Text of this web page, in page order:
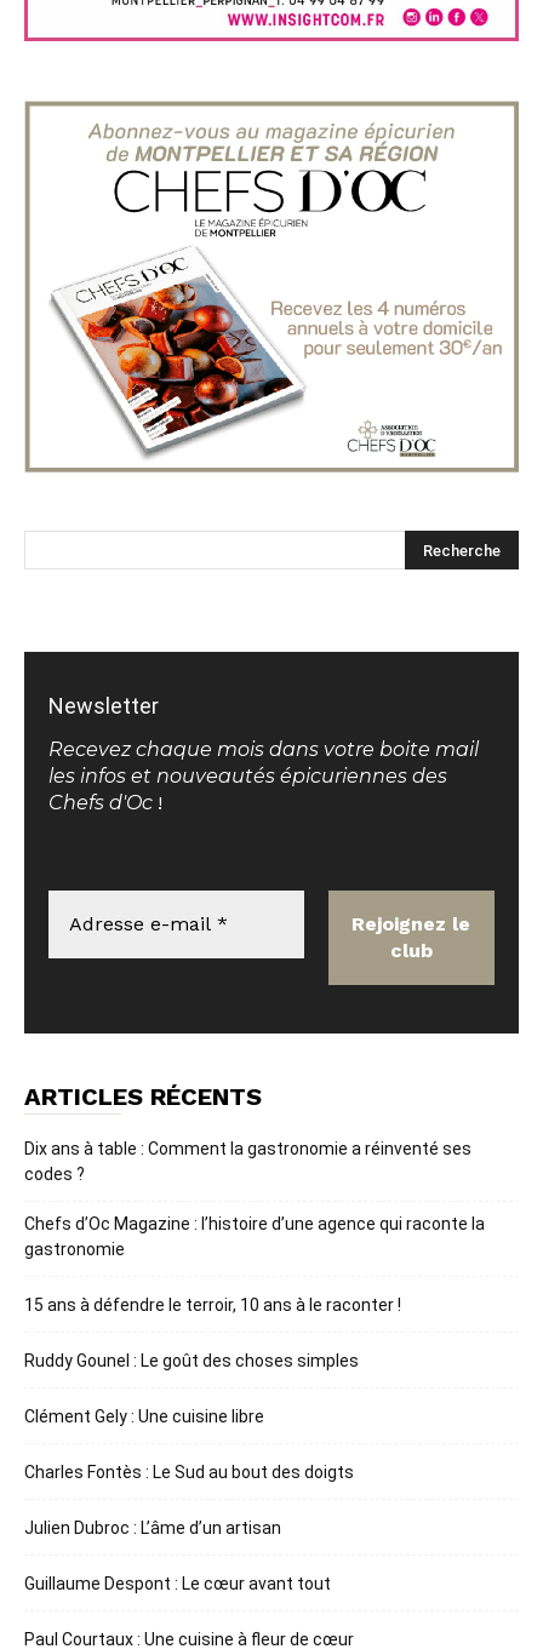
Newsletter
Recevez chaque mois dans votre boite mail
les infos et nouveautés épicuriennes des
Chefs d'Oc !
ARTICLES RÉCENTS
Dix ans à table : Comment la gastronomie a réinventé ses
codes ?
Chefs d’Oc Magazine : l’histoire d’une agence qui raconte la
gastronomie
15 ans à défendre le terroir, 10 ans à le raconter !
Ruddy Gounel : Le goût des choses simples
Clément Gely : Une cuisine libre
Charles Fontès : Le Sud au bout des doigts
Julien Dubroc : L’âme d’un artisan
Guillaume Despont : Le cœur avant tout
Paul Courtaux : Une cuisine à fleur de cœur